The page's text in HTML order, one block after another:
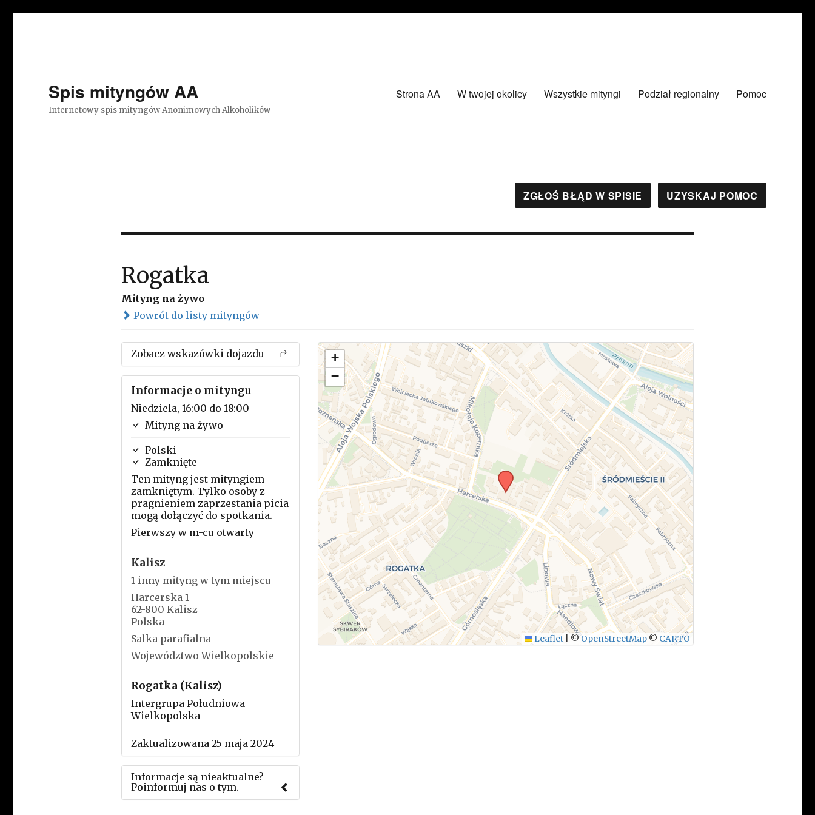
Spis mityngów AA
Internetowy spis mityngów Anonimowych Alkoholików
Strona AA W twojej okolicy Wszystkie mityngi Podział regionalny Pomoc
ZGŁOŚ BŁĄD W SPISIE UZYSKAJ POMOC
Rogatka
Mityng na żywo
Powrót do listy mityngów
Zobacz wskazówki dojazdu
Informacje o mityngu
Niedziela, 16:00 do 18:00
Mityng na żywo
Polski
Zamknięte
Ten mityng jest mityngiem
zamkniętym. Tylko osoby z
pragnieniem zaprzestania picia
mogą dołączyć do spotkania.
Pierwszy w m-cu otwarty
Kalisz
1 inny mityng w tym miejscu
Harcerska 1
62-800 Kalisz
Polska
Salka parafialna
Województwo Wielkopolskie
Rogatka (Kalisz)
Intergrupa Południowa
Wielkopolska
Zaktualizowana 25 maja 2024
Informacje są nieaktualne?
Poinformuj nas o tym.
+
−
Leaflet ©OpenStreetMap © CARTO